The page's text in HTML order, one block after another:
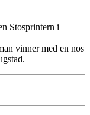
Stosprintern i
vinner med en nos